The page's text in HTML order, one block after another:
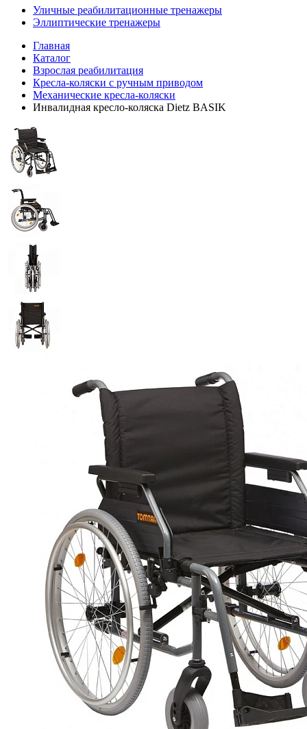
Уличные реабилитационные тренажеры
Эллиптические тренажеры
Главная
Каталог
Взрослая реабилитация
Кресла-коляски с ручным приводом
Механические кресла-коляски
Инвалидная кресло-коляска Dietz BASIK